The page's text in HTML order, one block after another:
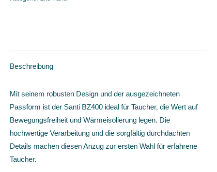
Beschreibung
Mit seinem robusten Design und der ausgezeichneten
Passform ist der Santi BZ400 ideal für Taucher, die Wert auf
Bewegungsfreiheit und Wärmeisolierung legen. Die
hochwertige Verarbeitung und die sorgfältig durchdachten
Details machen diesen Anzug zur ersten Wahl für erfahrene
Taucher.